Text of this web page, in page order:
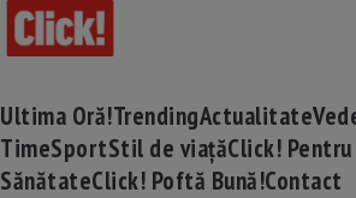
Ultima Oră!TrendingActualitate
TimeSportStil de viațăClick!
SănătateClick! Poftă Bună!Contact